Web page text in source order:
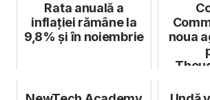
Rata anuală a
inflației rămâne la
9,8% și în noiembrie
noua